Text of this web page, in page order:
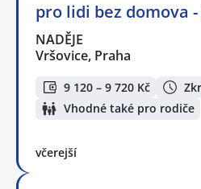
pro lidi bez domova -
NADĚJE
Vršovice, Praha
9 120 – 9 720 Kč
Vhodné také pro rodiče
včerejší